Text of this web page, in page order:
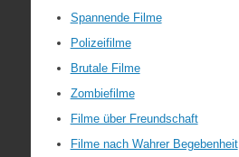
Spannende Filme
Polizeifilme
Brutale Filme
Zombiefilme
Filme über Freundschaft
Filme nach Wahrer Begebenheit